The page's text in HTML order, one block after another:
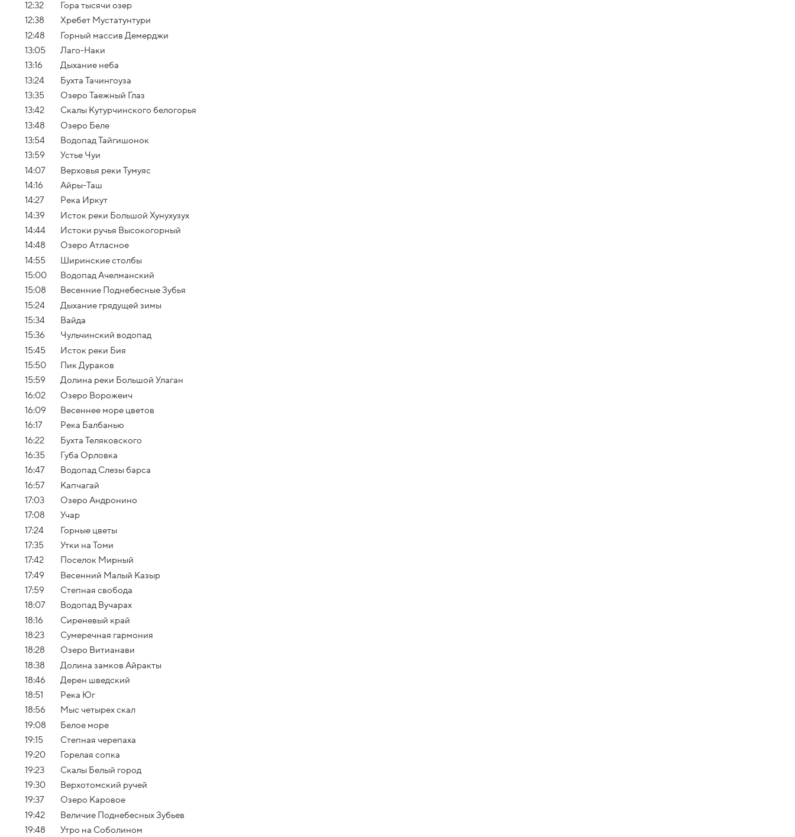
12:32
Гора тысячи озер
12:38
Хребет Мустатунтури
12:48
Горный массив Демерджи
13:05
Лаго-Наки
13:16
Дыхание неба
13:24
Бухта Тачингоуза
13:35
Озеро Таежный Глаз
13:42
Скалы Кутурчинского белогорья
13:48
Озеро Беле
13:54
Водопад Тайгишонок
13:59
Устье Чуи
14:07
Верховья реки Тумуяс
14:16
Айры-Таш
14:27
Река Иркут
14:39
Исток реки Большой Хунухузух
14:44
Истоки ручья Высокогорный
14:48
Озеро Атласное
14:55
Ширинские столбы
15:00
Водопад Ачелманский
15:08
Весенние Поднебесные Зубья
15:24
Дыхание грядущей зимы
15:34
Вайда
15:36
Чульчинский водопад
15:45
Исток реки Бия
15:50
Пик Дураков
15:59
Долина реки Большой Улаган
16:02
Озеро Ворожеич
16:09
Весеннее море цветов
16:17
Река Балбанью
16:22
Бухта Теляковского
16:35
Губа Орловка
16:47
Водопад Слезы барса
16:57
Капчагай
17:03
Озеро Андронино
17:08
Учар
17:24
Горные цветы
17:35
Утки на Томи
17:42
Поселок Мирный
17:49
Весенний Малый Казыр
17:59
Степная свобода
18:07
Водопад Вучарах
18:16
Сиреневый край
18:23
Сумеречная гармония
18:28
Озеро Витианави
18:38
Долина замков Айракты
18:46
Дерен шведский
18:51
Река Юг
18:56
Мыс четырех скал
19:08
Белое море
19:15
Cтепная черепаха
19:20
Горелая сопка
19:23
Скалы Белый город
19:30
Верхотомский ручей
19:37
Озеро Каровое
19:42
Величие Поднебесных Зубьев
19:48
Утро на Соболином